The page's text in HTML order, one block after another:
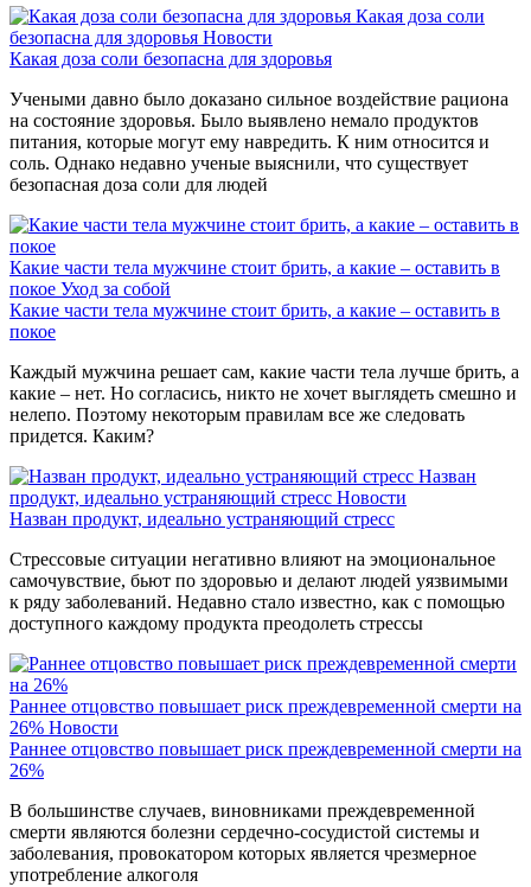
Какая доза соли
безопасна для здоровья Новости
Какая доза соли безопасна для здоровья
Учеными давно было доказано сильное воздействие рациона
на состояние здоровья. Было выявлено немало продуктов
питания, которые могут ему навредить. К ним относится и
соль. Однако недавно ученые выяснили, что существует
безопасная доза соли для людей
Какие части тела мужчине стоит брить, а какие – оставить в
покое Уход за собой
Какие части тела мужчине стоит брить, а какие – оставить в
покое
Каждый мужчина решает сам, какие части тела лучше брить, а
какие – нет. Но согласись, никто не хочет выглядеть смешно и
нелепо. Поэтому некоторым правилам все же следовать
придется. Каким?
Назван
продукт, идеально устраняющий стресс Новости
Назван продукт, идеально устраняющий стресс
Стрессовые ситуации негативно влияют на эмоциональное
самочувствие, бьют по здоровью и делают людей уязвимыми
к ряду заболеваний. Недавно стало известно, как с помощью
доступного каждому продукта преодолеть стрессы
Раннее отцовство повышает риск преждевременной смерти на
26% Новости
Раннее отцовство повышает риск преждевременной смерти на
26%
В большинстве случаев, виновниками преждевременной
смерти являются болезни сердечно-сосудистой системы и
заболевания, провокатором которых является чрезмерное
употребление алкоголя